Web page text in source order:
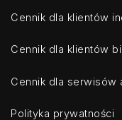
Cennik dla klientów
Cennik dla klientów
Cennik dla serwisów
Polityka prywatności